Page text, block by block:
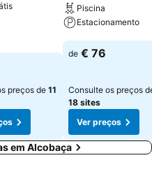
preços de11
Piscina
Estacionamento
Ver preços
de € 76
Consulte os preços
18 sites
Ver preços
em Alcobaça